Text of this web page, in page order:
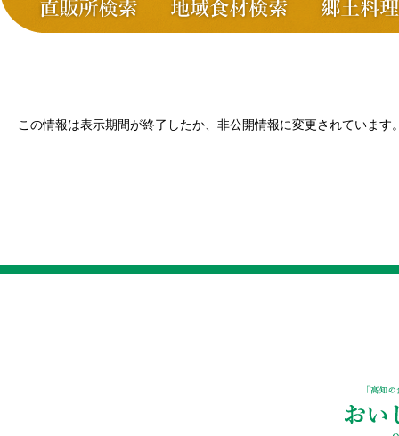
この情報は表示期間が終了したか、非公開情報に変更されています